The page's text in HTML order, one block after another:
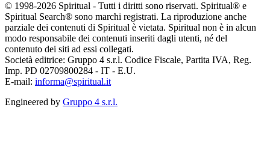
© 1998-2026 Spiritual - Tutti i diritti sono riservati. Spiritual® e
Spiritual Search® sono marchi registrati. La riproduzione anche
parziale dei contenuti di Spiritual è vietata. Spiritual non è in alcun
modo responsabile dei contenuti inseriti dagli utenti, né del
contenuto dei siti ad essi collegati.
Società editrice: Gruppo 4 s.r.l. Codice Fiscale, Partita IVA, Reg.
Imp. PD 02709800284 - IT - E.U.
E-mail: informa@spiritual.it
Engineered by Gruppo 4 s.r.l.